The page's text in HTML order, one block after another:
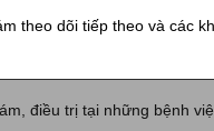
theo dõi tiếp theo và các
điều trị tại những bệnh